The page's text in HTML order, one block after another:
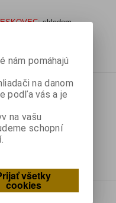
:skladom
Skok:0,35; 3,2mm
:skladom
nám pomáhajú
na danom
podľa vás a je
na vašu
schopní
všetky
cookies